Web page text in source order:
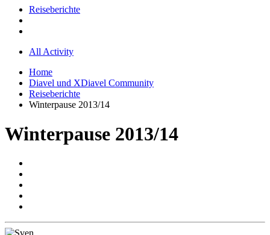
Reiseberichte
All Activity
Home
Diavel und XDiavel Community
Reiseberichte
Winterpause 2013/14
Winterpause 2013/14